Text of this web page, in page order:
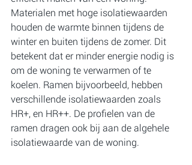
Materialen met hoge isolatiewaarden
houden de warmte binnen tijdens de
winter en buiten tijdens de zomer. Dit
betekent dat er minder energie nodig is
om de woning te verwarmen of te
koelen. Ramen bijvoorbeeld, hebben
verschillende isolatiewaarden zoals
HR+, en HR++. De profielen van de
ramen dragen ook bij aan de algehele
isolatiewaarde van de woning.